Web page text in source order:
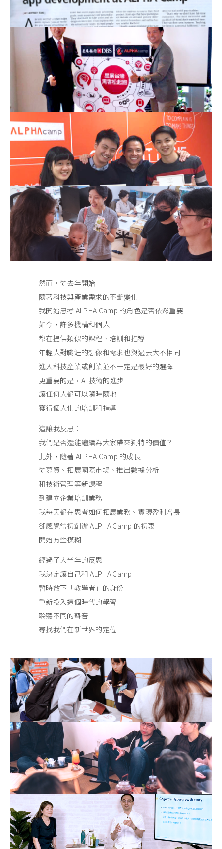
然而，從去年開始
隨著科技與產業需求的不斷變化
我開始思考 ALPHA Camp 的角色是否依然重要
如今，許多機構和個人
都在提供類似的課程、培訓和指導
年輕人對職涯的想像和需求也與過去大不相同
進入科技產業或創業並不一定是最好的選擇
更重要的是，AI 技術的進步
讓任何人都可以隨時隨地
獲得個人化的培訓和指導
這讓我反思：
我們是否還能繼續為大家帶來獨特的價值？
此外，隨著 ALPHA Camp 的成長
從募資、拓展國際市場、推出數據分析
和技術管理等新課程
到建立企業培訓業務
我每天都在思考如何拓展業務、實現盈利增長
卻感覺當初創辦 ALPHA Camp 的初衷
開始有些模糊
經過了大半年的反思
我決定讓自己和 ALPHA Camp
暫時放下「教學者」的身份
重新投入這個時代的學習
聆聽不同的聲音
尋找我們在新世界的定位